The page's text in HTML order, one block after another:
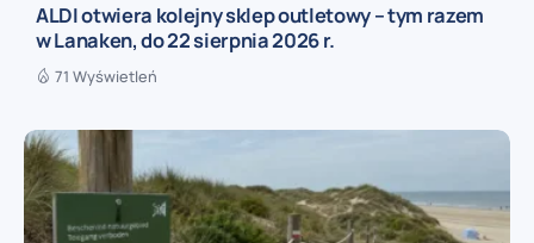
ALDI otwiera kolejny sklep outletowy – tym razem
w Lanaken, do 22 sierpnia 2026 r.
71 Wyświetleń